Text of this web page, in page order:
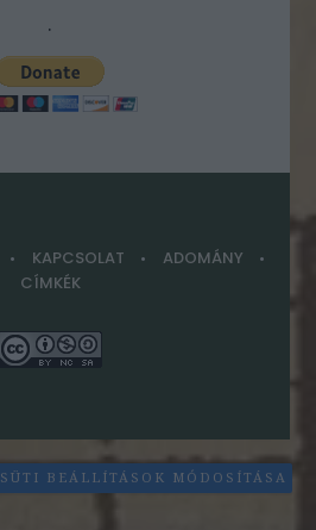
.
KAPCSOLAT
ADOMÁNY
CÍMKÉK
SÜTI BEÁLLÍTÁSOK MÓDOSÍTÁSA